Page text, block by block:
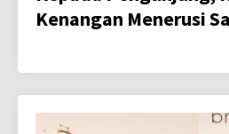
Kenangan Menerusi